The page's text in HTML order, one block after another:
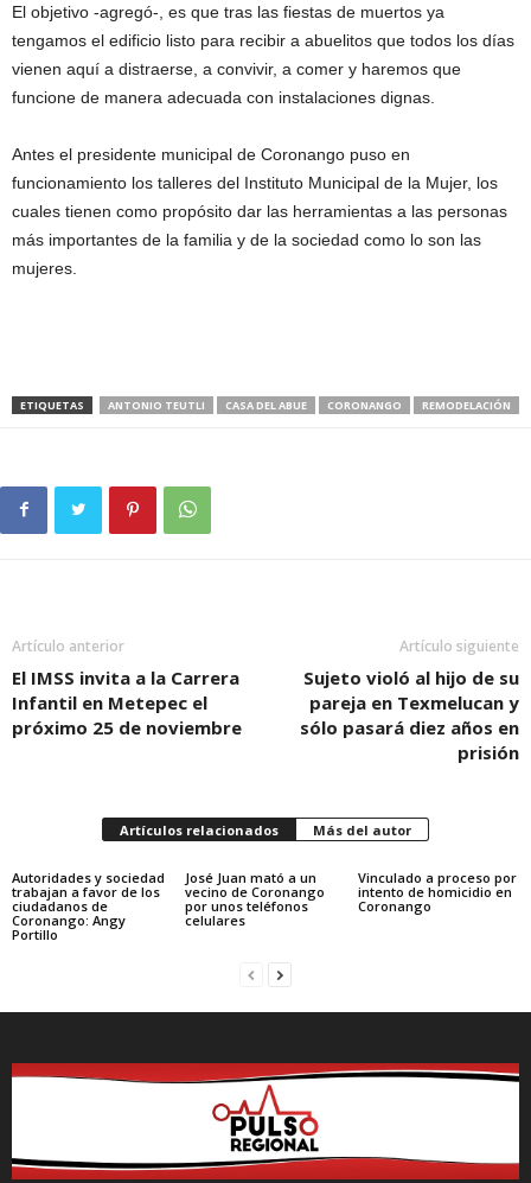
El objetivo -agregó-, es que tras las fiestas de muertos ya
tengamos el edificio listo para recibir a abuelitos que todos los días
vienen aquí a distraerse, a convivir, a comer y haremos que
funcione de manera adecuada con instalaciones dignas.
Antes el presidente municipal de Coronango puso en
funcionamiento los talleres del Instituto Municipal de la Mujer, los
cuales tienen como propósito dar las herramientas a las personas
más importantes de la familia y de la sociedad como lo son las
mujeres.
ETIQUETAS ANTONIO TEUTLI CASA DEL ABUE CORONANGO REMODELACIÓN
Artículo anterior
El IMSS invita a la Carrera
Infantil en Metepec el
próximo 25 de noviembre
Artículo siguiente
Sujeto violó al hijo de su
pareja en Texmelucan y
sólo pasará diez años en
prisión
Artículos relacionados Más del autor
Autoridades y sociedad
trabajan a favor de los
ciudadanos de
Coronango: Angy
Portillo
José Juan mató a un
vecino de Coronango
por unos teléfonos
celulares
Vinculado a proceso por
intento de homicidio en
Coronango